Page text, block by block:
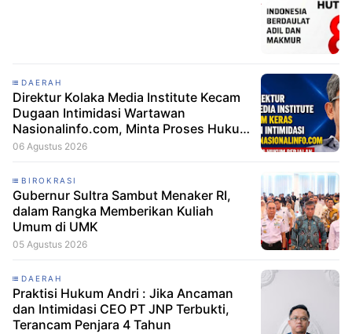
DAERAH
Direktur Kolaka Media Institute Kecam
Dugaan Intimidasi Wartawan
Nasionalinfo.com, Minta Proses Hukum
Berjalan
06 Agustus 2026
BIROKRASI
Gubernur Sultra Sambut Menaker RI,
dalam Rangka Memberikan Kuliah
Umum di UMK
05 Agustus 2026
DAERAH
Praktisi Hukum Andri : Jika Ancaman
dan Intimidasi CEO PT JNP Terbukti,
Terancam Penjara 4 Tahun